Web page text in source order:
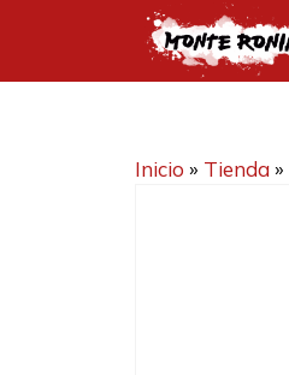
Inicio » Tienda»